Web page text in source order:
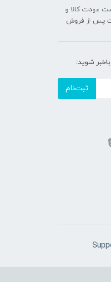
عودت کالا و
پس از فروش
شوید:
ثبت‌نام